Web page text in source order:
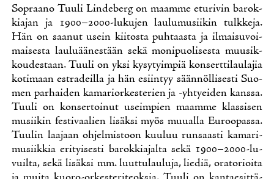
Sopraa­no Tuu­li Lin­de­berg on maam­me etu­ri­vin ba­rok­
kia­jan ja 1900–2000-lu­ku­jen lau­lu­musii­kin tulk­ke­ja.
Hän on saa­nut usein kii­tos­ta puh­taas­ta ja il­mai­su­voi­
mai­ses­ta lau­lu­ää­nes­tään se­kä mo­ni­puo­li­ses­ta muusik­
kou­des­taan. Tuu­li on yk­si ky­sy­tyim­piä kon­sert­ti­lau­la­jia
ko­ti­maan estra­deil­la ja hän esiin­tyy sään­nöl­li­ses­ti Suo­
men par­hai­den ka­ma­rior­kes­te­rien ja -yh­ty­ei­den kans­sa.
Tuu­li on kon­ser­toi­nut useim­pien maam­me klas­si­sen
musii­kin fes­ti­vaa­lien li­säk­si myös muu­al­la Eu­roo­pas­sa.
Tuu­lin laa­jaan oh­jel­mis­toon kuu­luu run­saas­ti ka­ma­ri­
musiik­kia eri­tyi­ses­ti ba­rok­kia­jal­ta se­kä 1900–2000-lu­
vuil­ta, se­kä li­säk­si mm. luut­tu­lau­lu­ja, lie­diä, ora­to­rioi­ta